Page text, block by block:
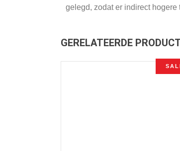
gelegd, zodat er indirect
GERELATEERDE